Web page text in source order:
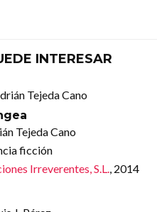
INTERESAR
Tejeda Cano
ficción
Irreverentes, S.L., 2014